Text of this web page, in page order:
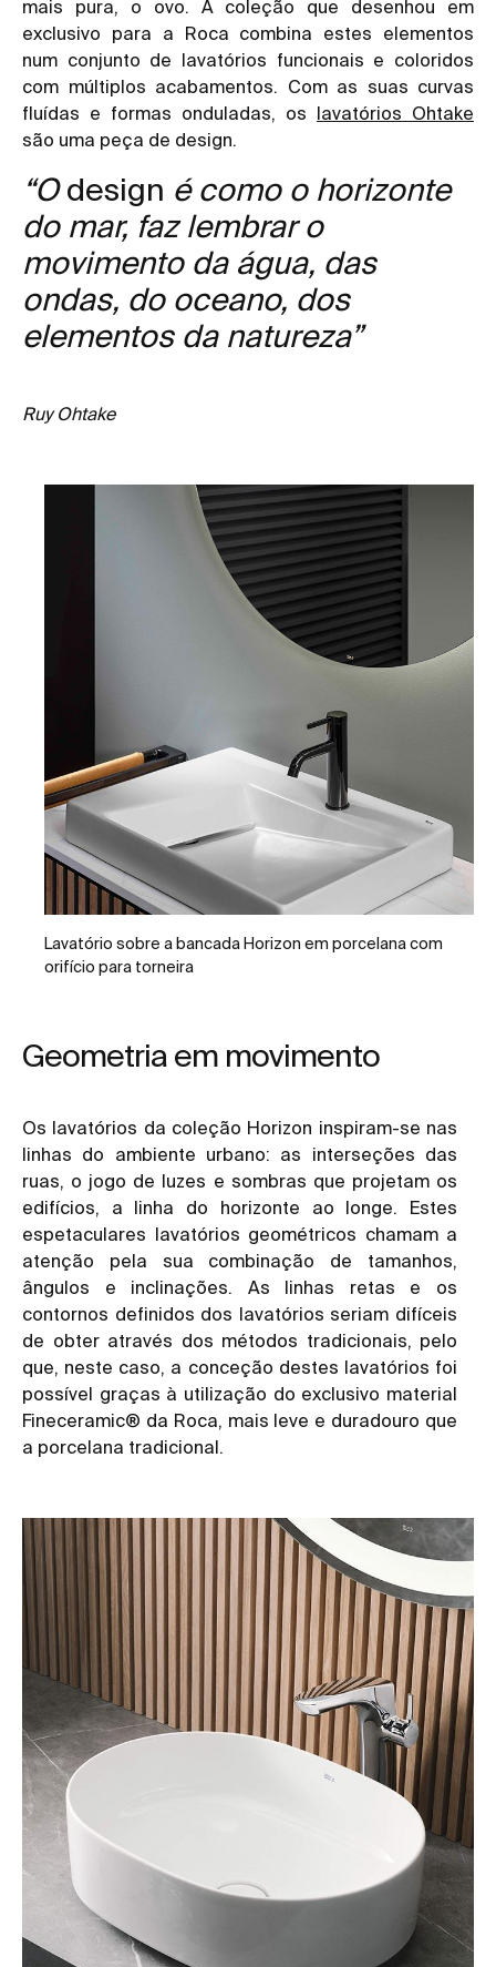
mais pura, o ovo. A coleção que desenhou em
exclusivo para a Roca combina estes elementos
num conjunto de lavatórios funcionais e coloridos
com múltiplos acabamentos. Com as suas curvas
fluídas e formas onduladas, os lavatórios Ohtake
são uma peça de design.
“Odesign é como o horizonte
do mar, faz lembrar o
movimento da água, das
ondas, do oceano, dos
elementos da natureza”
Ruy Ohtake
Lavatório sobre a bancada Horizon em porcelana com
orifício para torneira
Geometria em movimento
Os lavatórios da coleção Horizon inspiram-se nas
linhas do ambiente urbano: as interseções das
ruas, o jogo de luzes e sombras que projetam os
edifícios, a linha do horizonte ao longe. Estes
espetaculares lavatórios geométricos chamam a
atenção pela sua combinação de tamanhos,
ângulos e inclinações. As linhas retas e os
contornos definidos dos lavatórios seriam difíceis
de obter através dos métodos tradicionais, pelo
que, neste caso, a conceção destes lavatórios foi
possível graças à utilização do exclusivo material
Fineceramic® da Roca, mais leve e duradouro que
a porcelana tradicional.